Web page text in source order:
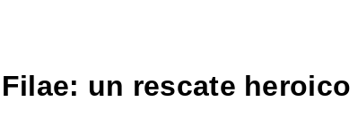
un rescate heroico